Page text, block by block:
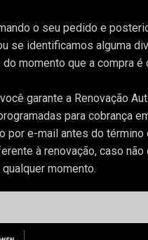
o seu pedido e
se identificamos alguma
momento que a compra
garante a Renovação
para cobrança
por e-mail antes do
à renovação, caso
momento.